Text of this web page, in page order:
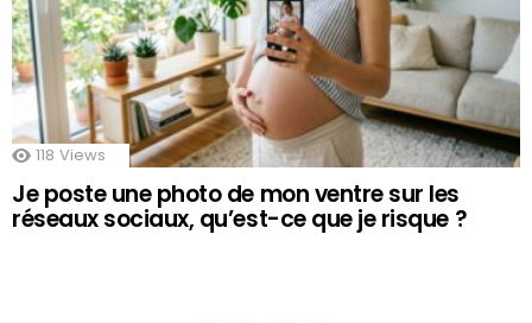
118 Views
Je poste une photo de mon ventre sur les
réseaux sociaux, qu’est-ce que je risque ?